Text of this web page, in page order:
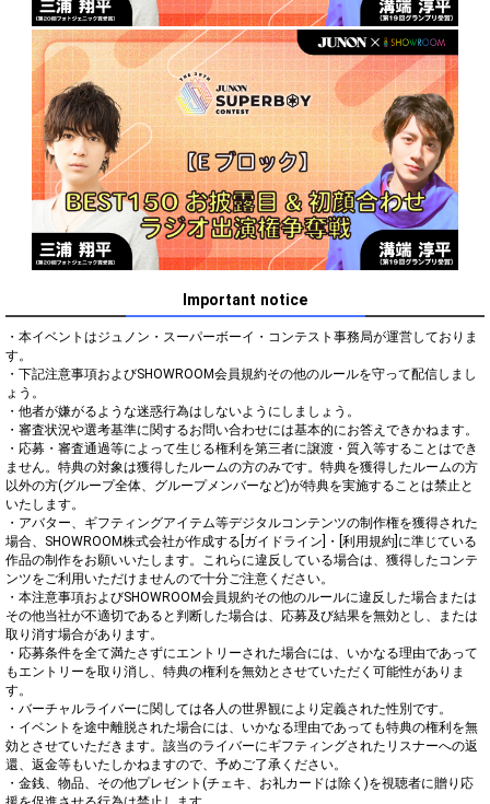
Important notice
・本イベントはジュノン・スーパーボーイ・コンテスト事務局が運営しておりま
す。
・下記注意事項およびSHOWROOM会員規約その他のルールを守って配信しまし
ょう。
・他者が嫌がるような迷惑行為はしないようにしましょう。
・審査状況や選考基準に関するお問い合わせには基本的にお答えできかねます。
・応募・審査通過等によって生じる権利を第三者に譲渡・質入等することはでき
ません。特典の対象は獲得したルームの方のみです。特典を獲得したルームの方
以外の方(グループ全体、グループメンバーなど)が特典を実施することは禁止と
いたします。
・アバター、ギフティングアイテム等デジタルコンテンツの制作権を獲得された
場合、SHOWROOM株式会社が作成する[ガイドライン]・[利用規約]に準じている
作品の制作をお願いいたします。これらに違反している場合は、獲得したコンテ
ンツをご利用いただけませんので十分ご注意ください。
・本注意事項およびSHOWROOM会員規約その他のルールに違反した場合または
その他当社が不適切であると判断した場合は、応募及び結果を無効とし、または
取り消す場合があります。
・応募条件を全て満たさずにエントリーされた場合には、いかなる理由であって
もエントリーを取り消し、特典の権利を無効とさせていただく可能性がありま
す。
・バーチャルライバーに関しては各人の世界観により定義された性別です。
・イベントを途中離脱された場合には、いかなる理由であっても特典の権利を無
効とさせていただきます。該当のライバーにギフティングされたリスナーへの返
還、返金等もいたしかねますので、予めご了承ください。
・金銭、物品、その他プレゼント(チェキ、お礼カードは除く)を視聴者に贈り応